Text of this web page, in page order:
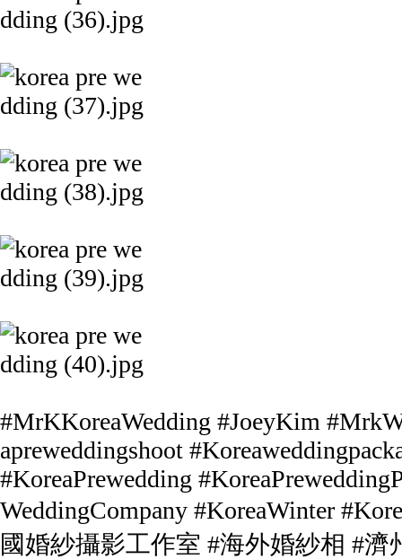
#MrKKoreaWedding #JoeyKim
apreweddingshoot
#KoreaPrewedding
WeddingCompany #KoreaWinter
國婚紗攝影工作室 #海外婚紗相 #